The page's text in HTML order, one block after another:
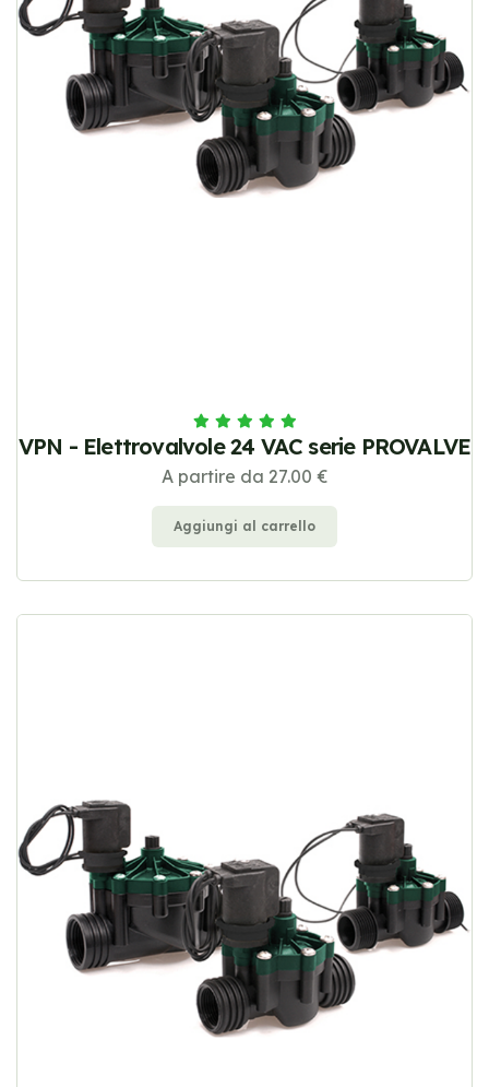
VPN - Elettrovalvole 24 VAC serie PROVALVE
A partire da 27.00 €
Aggiungi al carrello